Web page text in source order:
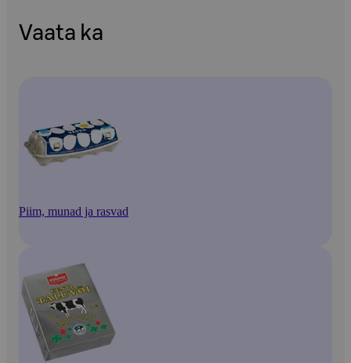
Vaata ka
Piim, munad ja rasvad